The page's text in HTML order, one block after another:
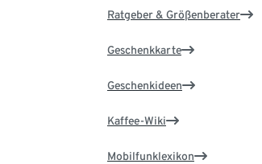
Ratgeber & Größenberater
Geschenkkarte
Geschenkideen
Kaffee-Wiki
Mobilfunklexikon